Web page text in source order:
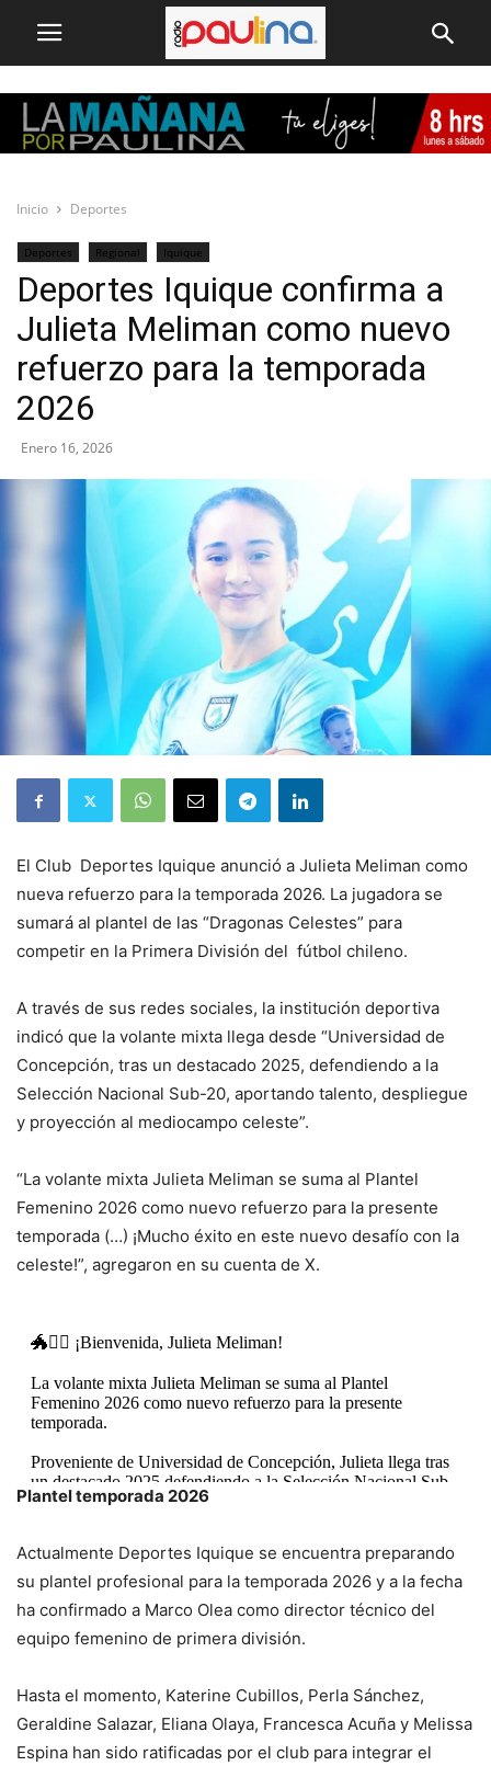
Inicio Deportes
Deportes Regional Iquique
Deportes Iquique confirma a
Julieta Meliman como nuevo
refuerzo para la temporada
2026
Enero 16, 2026
El Club Deportes Iquique anunció a Julieta Meliman como
nueva refuerzo para la temporada 2026. La jugadora se
sumará al plantel de las “Dragonas Celestes” para
competir en la Primera División del fútbol chileno.
A través de sus redes sociales, la institución deportiva
indicó que la volante mixta llega desde “Universidad de
Concepción, tras un destacado 2025, defendiendo a la
Selección Nacional Sub-20, aportando talento, despliegue
y proyección al mediocampo celeste”.
“La volante mixta Julieta Meliman se suma al Plantel
Femenino 2026 como nuevo refuerzo para la presente
temporada (…) ¡Mucho éxito en este nuevo desafío con la
celeste!”, agregaron en su cuenta de X.
🐲✍🏻 ¡Bienvenida, Julieta Meliman!
La volante mixta Julieta Meliman se suma al Plantel
Femenino 2026 como nuevo refuerzo para la presente
temporada.
Proveniente de Universidad de Concepción, Julieta llega tras
un destacado 2025 defendiendo a la Selección Nacional Sub-
20,…pic.twitter.com/lF4UYjihdK
— Deportes Iquique (@ClubDIquique)January 15, 2026
Plantel temporada 2026
Actualmente Deportes Iquique se encuentra preparando
su plantel profesional para la temporada 2026 y a la fecha
ha confirmado a Marco Olea como director técnico del
equipo femenino de primera división.
Hasta el momento, Katerine Cubillos, Perla Sánchez,
Geraldine Salazar, Eliana Olaya, Francesca Acuña y Melissa
Espina han sido ratificadas por el club para integrar el